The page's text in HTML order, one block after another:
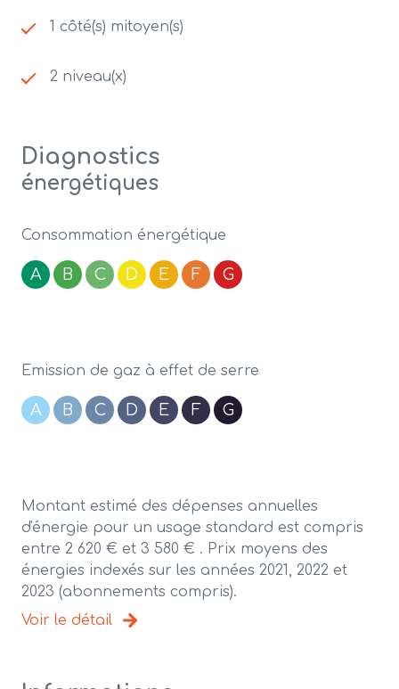
1 côté(s) mitoyen(s)
2 niveau(x)
Diagnostics
énergétiques
Consommation énergétique
A B C D E F G
Emission de gaz à effet de serre
A B C D E F G
Montant estimé des dépenses annuelles
d'énergie pour un usage standard est compris
entre 2 620 € et 3 580 € . Prix moyens des
énergies indexés sur les années 2021, 2022 et
2023 (abonnements compris).
Voir le détail